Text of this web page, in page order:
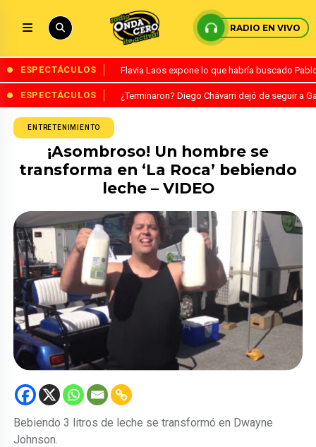
RADIO EN VIVO
ESPECTÁCULOS Flavia Laos expone lo que habría buscado
ESPECTÁCULOS ¿Terminaron? Diego Chávarri dejó de seguir a
ENTRETENIMIENTO
¡Asombroso! Un hombre se
transforma en ‘La Roca’ bebiendo
leche – VIDEO
Bebiendo 3 litros de leche se transformó en Dwayne
Johnson.